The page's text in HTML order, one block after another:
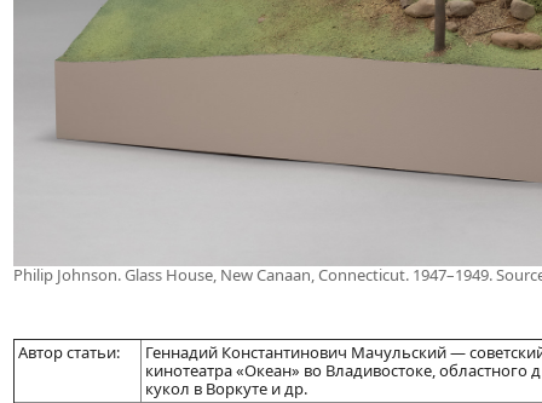
Philip Johnson. Glass House, New Canaan, Connecticut. 1947–1949.
Автор статьи:
Геннадий Константинович Мачульский —
кинотеатра «Океан» во Владивостоке, областного
кукол в Воркуте и др.